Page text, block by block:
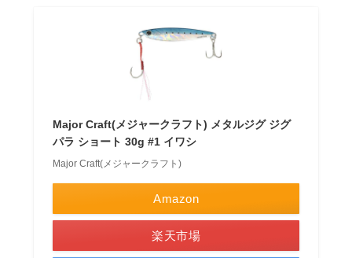
Major Craft(メジャークラフト) メタルジグ ジグ
パラ ショート 30g #1 イワシ
Major Craft(メジャークラフト)
Amazon
楽天市場